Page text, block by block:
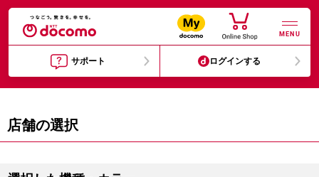
MENU
サポート ログインする
店舗の選択